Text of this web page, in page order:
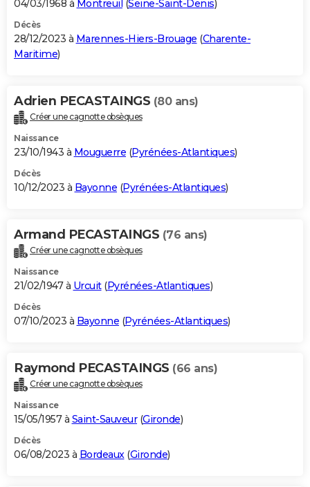
04/03/1968 à Montreuil (Seine-Saint-Denis)
Décès
28/12/2023 à Marennes-Hiers-Brouage (Charente-
Maritime)
Adrien PECASTAINGS (80 ans)
Créer une cagnotte obsèques
Naissance
23/10/1943 à Mouguerre (Pyrénées-Atlantiques)
Décès
10/12/2023 à Bayonne (Pyrénées-Atlantiques)
Armand PECASTAINGS (76 ans)
Créer une cagnotte obsèques
Naissance
21/02/1947 à Urcuit(Pyrénées-Atlantiques)
Décès
07/10/2023 à Bayonne (Pyrénées-Atlantiques)
Raymond PECASTAINGS (66 ans)
Créer une cagnotte obsèques
Naissance
15/05/1957 à Saint-Sauveur(Gironde)
Décès
06/08/2023 à Bordeaux(Gironde)